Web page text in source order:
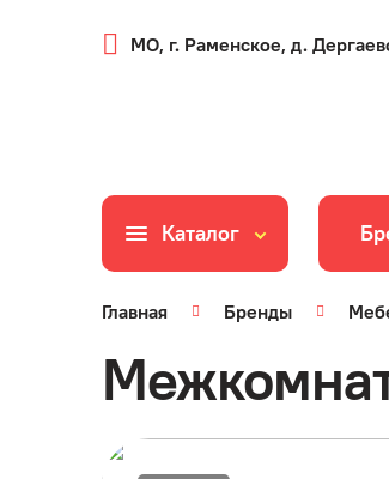
МО, г. Раменское, д.
Каталог
Главная Бренды